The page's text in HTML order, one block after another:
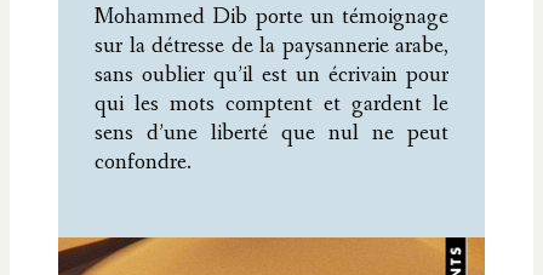
Mohammed Dib porte un témoignage
sur la détresse de la paysannerie arabe,
sans oublier qu’il est un écrivain pour
qui les mots comptent et gardent le
sens d’une liberté que nul ne peut
confondre.